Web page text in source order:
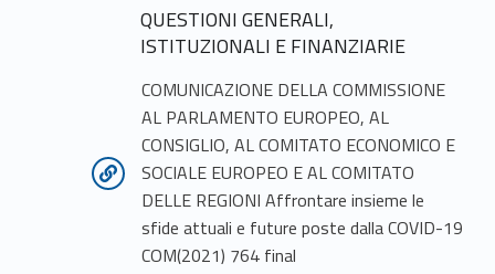
QUESTIONI GENERALI,
ISTITUZIONALI E FINANZIARIE
COMUNICAZIONE DELLA COMMISSIONE
AL PARLAMENTO EUROPEO, AL
CONSIGLIO, AL COMITATO ECONOMICO E
SOCIALE EUROPEO E AL COMITATO
DELLE REGIONI Affrontare insieme le
sfide attuali e future poste dalla COVID-19
COM(2021) 764 final